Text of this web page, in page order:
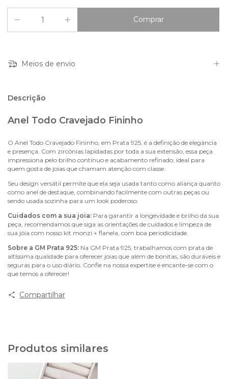
Meios de envio
Descrição
Anel Todo Cravejado Fininho
O Anel Todo Cravejado Fininho, em Prata 925, é a definição de elegância
e presença. Com zircônias lapidadas por toda a sua extensão, essa peça
impressiona pelo brilho contínuo e acabamento refinado, ideal para
quem gosta de joias que chamam atenção com classe.
Seu design versátil permite que ela seja usada tanto como aliança quanto
como anel de destaque, combinando facilmente com outras peças ou
sendo usada sozinha para um look poderoso.
Cuidados com a sua joia: Para garantir a longevidade e brilho da sua
peça, recomendamos que siga as orientações de cuidados e limpeza de
sua jóia com nosso kit monzi + flanela, com boa periodicidade.
Sobre a GM Prata 925: Na GM Prata 925, trabalhamos com prata de
altíssima qualidade para oferecer joias que além de bonitas, são duráveis e
seguras para o uso diário. Confie na nossa expertise e encante-se com o
que temos a oferecer!
Compartilhar
Produtos similares